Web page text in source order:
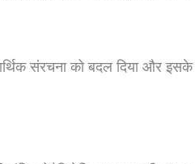
आर्थिक संरचना को बदल दिया और